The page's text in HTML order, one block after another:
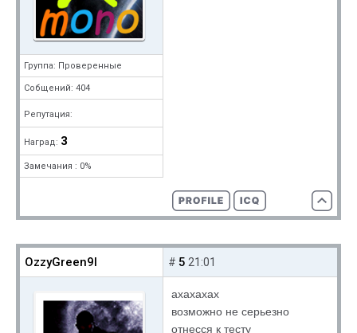
Группа: Проверенные
Собщений: 404
Репутация:
Наград: 3
Замечания : 0%
OzzyGreen9I # 5 21:01
ахахахах
возможно не серьезно
отнесся к тесту